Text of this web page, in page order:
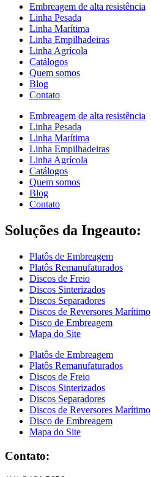
Embreagem de alta resistência
Linha Pesada
Linha Marítima
Linha Empilhadeiras
Linha Agrícola
Catálogos
Quem somos
Blog
Contato
Embreagem de alta resistência
Linha Pesada
Linha Marítima
Linha Empilhadeiras
Linha Agrícola
Catálogos
Quem somos
Blog
Contato
Soluções da Ingeauto:
Platôs de Embreagem
Platôs Remanufaturados
Discos de Freio
Discos Sinterizados
Discos Separadores
Discos de Reversores Marítimo
Disco de Embreagem
Mapa do Site
Platôs de Embreagem
Platôs Remanufaturados
Discos de Freio
Discos Sinterizados
Discos Separadores
Discos de Reversores Marítimo
Disco de Embreagem
Mapa do Site
Contato: